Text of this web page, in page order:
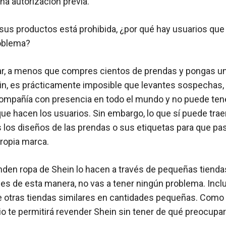
productos está prohibida, ¿por qué hay usuarios
a menos que compres cientos de prendas y pongas
es prácticamente imposible que levantes sospechas,
con presencia en todo el mundo y no puede
hacen los usuarios. Sin embargo, lo que sí puede
los diseños de las prendas o sus etiquetas para que
marca.
ropa de Shein lo hacen a través de pequeñas
de esta manera, no vas a tener ningún problema.
otras tiendas similares en cantidades pequeñas.
te permitirá revender Shein sin tener de qué